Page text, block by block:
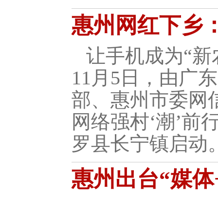
惠州网红下乡
让手机成为“
11月5日，由广
部、惠州市委网
网络强村‘潮’前
罗县长宁镇启动
惠州出台“媒